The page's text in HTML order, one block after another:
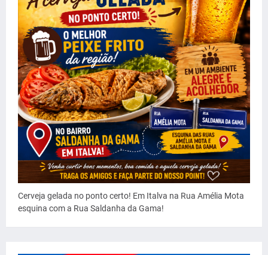
Cerveja gelada no ponto certo! Em Italva na Rua Amélia Mota
esquina com a Rua Saldanha da Gama!